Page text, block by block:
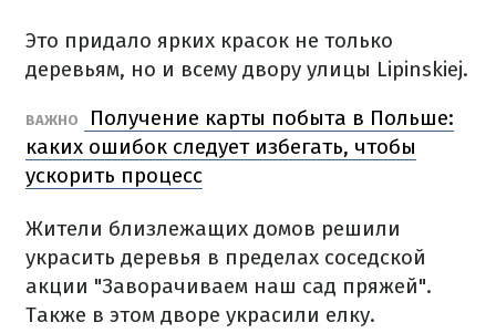
Это придало ярких красок не только
деревьям, но и всему двору улицы Lipinskiej.
ВАЖНО
Получение карты побыта в Польше:
каких ошибок следует избегать, чтобы
ускорить процесс
Жители близлежащих домов решили
украсить деревья в пределах соседской
акции "Заворачиваем наш сад пряжей".
Также в этом дворе украсили елку.